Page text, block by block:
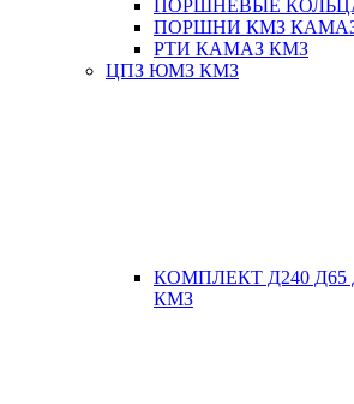
ПОРШНЕВЫЕ
ПОРШНИ КМЗ
РТИ КАМАЗ КМЗ
ЦПЗ ЮМЗ КМЗ
КОМПЛЕКТ Д240
КМЗ